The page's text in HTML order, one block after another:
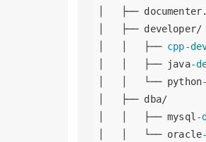
│   ├──
│   ├── developer/
│   │   ├── cpp-
│   │   ├── java-
│   │   └── python
│   ├── dba/
│   │   ├── mysql -
│   │   └── oracle